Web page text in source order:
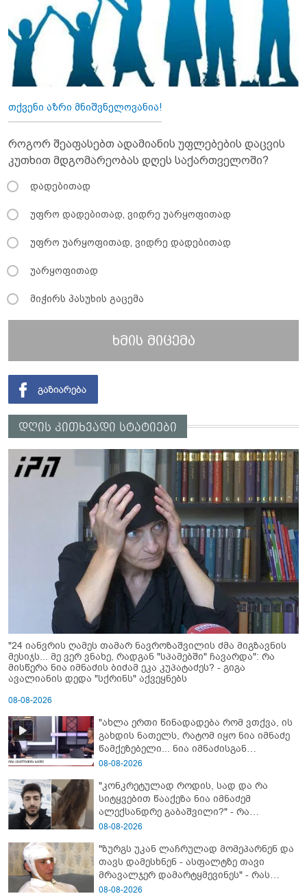
თქვენი აზრი მნიშვნელოვანია!
როგორ შეაფასებთ ადამიანის უფლებების დაცვის
კუთხით მდგომარეობას დღეს საქართველოში?
დადებითად
უფრო დადებითად, ვიდრე უარყოფითად
უფრო უარყოფითად, ვიდრე დადებითად
უარყოფითად
მიჭირს პასუხის გაცემა
ხმის მიცემა
დღის კითხვადი სტატიები
"24 იანვრის ღამეს თამარ ნავროზაშვილის ძმა მიგზავნის
მესიჯს... მე ვერ ვნახე, რადგან "სპამებში" ჩავარდა": რა
მისწერა ნია იმნაძის ბიძამ ეკა კუპატაძეს? - გიგა
ავალიანის დედა "სქრინს" აქვეყნებს
08-08-2026
"ახლა ერთი წინადადება რომ ვთქვა, ის
გახდის ნათელს, რატომ იყო ნია იმნაძე
წამქეზებელი... ნია იმნაძისგან
გამოსული ინფორმაციაა ეს" - რას
08-08-2026
"კონკრეტულად როდის, სად და რა
სიტყვებით წააქეზა ნია იმნაძემ
ალექსანდრე გაბაშვილი?" - რა
მიმართვას ავრცელებს ნია იმნაძის
08-08-2026
"ზურგს უკან ლაჩრულად მომეპარნენ და
თავს დამესხნენ - ასფალტზე თავი
მრავალჯერ დამარტყმევინეს" - რას
ჰყვება კურიერი, რომელსაც
08-08-2026